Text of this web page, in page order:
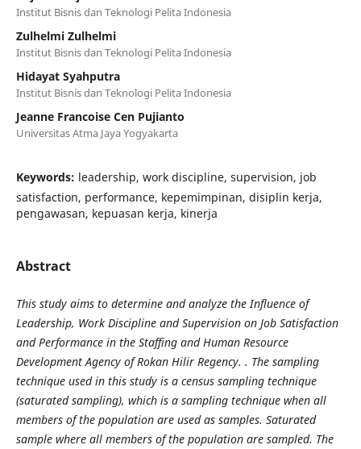
Institut Bisnis dan Teknologi Pelita Indonesia
Zulhelmi Zulhelmi
Institut Bisnis dan Teknologi Pelita Indonesia
Hidayat Syahputra
Institut Bisnis dan Teknologi Pelita Indonesia
Jeanne Francoise Cen Pujianto
Universitas Atma Jaya Yogyakarta
Keywords: leadership, work discipline, supervision, job
satisfaction, performance, kepemimpinan, disiplin kerja,
pengawasan, kepuasan kerja, kinerja
Abstract
This study aims to determine and analyze the Influence of
Leadership, Work Discipline and Supervision on Job Satisfaction
and Performance in the Staffing and Human Resource
Development Agency of Rokan Hilir Regency. . The sampling
technique used in this study is a census sampling technique
(saturated sampling), which is a sampling technique when all
members of the population are used as samples. Saturated
sample where all members of the population are sampled. The